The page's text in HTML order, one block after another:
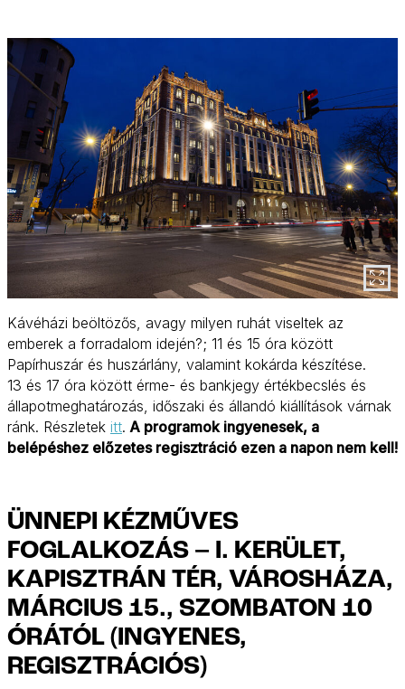
Kávéházi beöltözős, avagy milyen ruhát viseltek az
emberek a forradalom idején?; 11 és 15 óra között
Papírhuszár és huszárlány, valamint kokárda készítése.
13 és 17 óra között érme- és bankjegy értékbecslés és
állapotmeghatározás, időszaki és állandó kiállítások várnak
ránk. Részletek itt. A programok ingyenesek, a
belépéshez előzetes regisztráció ezen a napon nem kell!
ÜNNEPI KÉZMŰVES
FOGLALKOZÁS – I. KERÜLET,
KAPISZTRÁN TÉR, VÁROSHÁZA,
MÁRCIUS 15., SZOMBATON 10
ÓRÁTÓL (INGYENES,
REGISZTRÁCIÓS)